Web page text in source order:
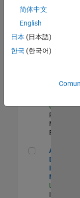
Oil & Gas
US-TX-
Marketing |
Senior
Program
US-MA-
Program
Aerospace
Aerospace
Defense
Industry
Manager
US-MA-
Industry
简体中文
English
日本 (日本語)
한국 (한국어)